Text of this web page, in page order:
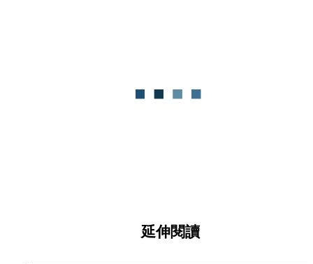
延伸閱讀